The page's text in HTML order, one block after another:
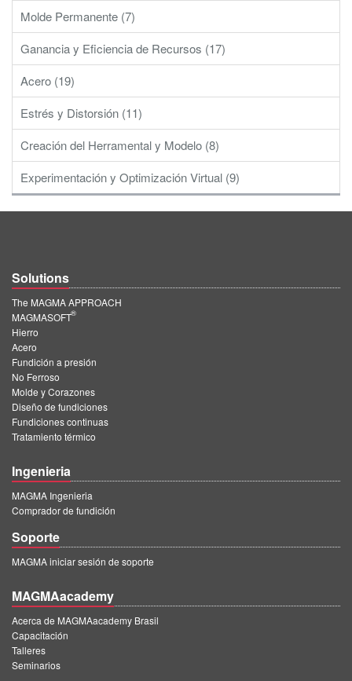
Molde Permanente (7)
Ganancia y Eficiencia de Recursos (17)
Acero (19)
Estrés y Distorsión (11)
Creación del Herramental y Modelo (8)
Experimentación y Optimización Virtual (9)
Solutions
The MAGMA APPROACH
MAGMASOFT
®
Hierro
Acero
Fundición a presión
No Ferroso
Molde y Corazones
Diseño de fundiciones
Fundiciones continuas
Tratamiento térmico
Ingenieria
MAGMA Ingenieria
Comprador de fundición
Soporte
MAGMA iniciar sesión de soporte
MAGMAacademy
Acerca de MAGMAacademy Brasil
Capacitación
Talleres
Seminarios